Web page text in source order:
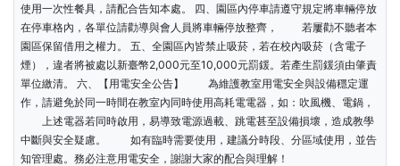
使用一次性餐具，請配合告知本處。 四、園區內停車請遵守規定將車輛停放
在停車格內，各單位請勸導與會人員將車輛停放整齊， 若屢勸不聽者本
園區保留借用之權力。 五、全園區內皆禁止吸菸，若在校內吸菸（含電子
煙），違者將被處以新臺幣2,000元至10,000元罰鍰。若產生罰鍰須由肇責
單位繳清。 六、【用電安全公告】 為維護教室用電安全與設備穩定運
作，請避免於同一時間在教室內同時使用高耗電電器，如：吹風機、電鍋，
上述電器若同時啟用，易導致電源過載、跳電甚至設備損壞，造成教學
中斷與安全疑慮。 如有臨時需要使用，建議分時段、分區域使用，並告
知管理處。務必注意用電安全，謝謝大家的配合與理解！